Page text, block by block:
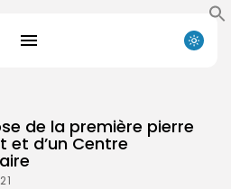
de la première pierre
et d’un Centre